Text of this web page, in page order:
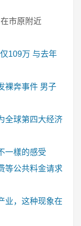
市原附近
109万 与去年
裸奔事件 男子
全球第四大经济
一樣的感受
等公共料金请求
业，这种现象在